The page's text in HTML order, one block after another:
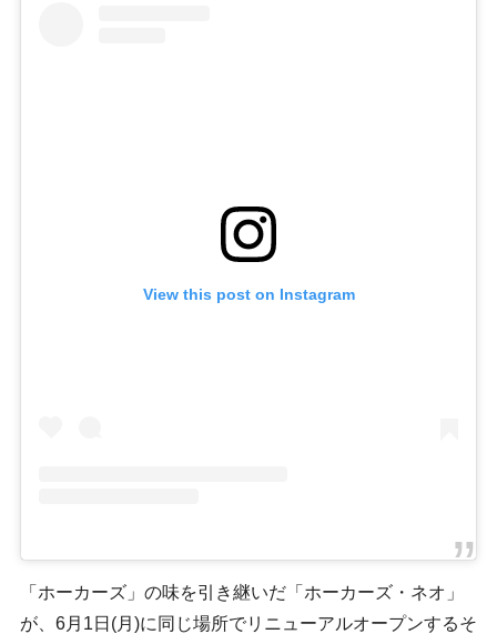
View this post on Instagram
「ホーカーズ」の味を引き継いだ「ホーカーズ・ネオ」
が、6月1日(月)に同じ場所でリニューアルオープンするそ